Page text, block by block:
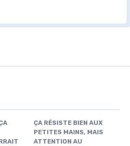
ÇA RÉSISTE BIEN AUX
PETITES MAINS, MAIS
ATTENTION AU